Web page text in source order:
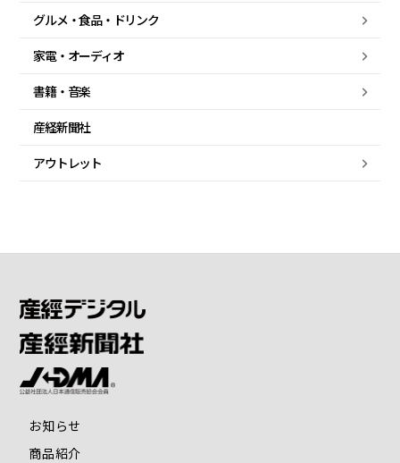
グルメ・食品・ ドリンク
家電・ オーディオ
書籍・音楽
産経新聞社
アウトレット
お知らせ
商品紹介